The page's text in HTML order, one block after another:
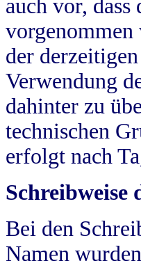
auch vor,
der
Verwendung
dahinter zu
technischen
erfolgt nach
Schreibweise
Bei den
Namen